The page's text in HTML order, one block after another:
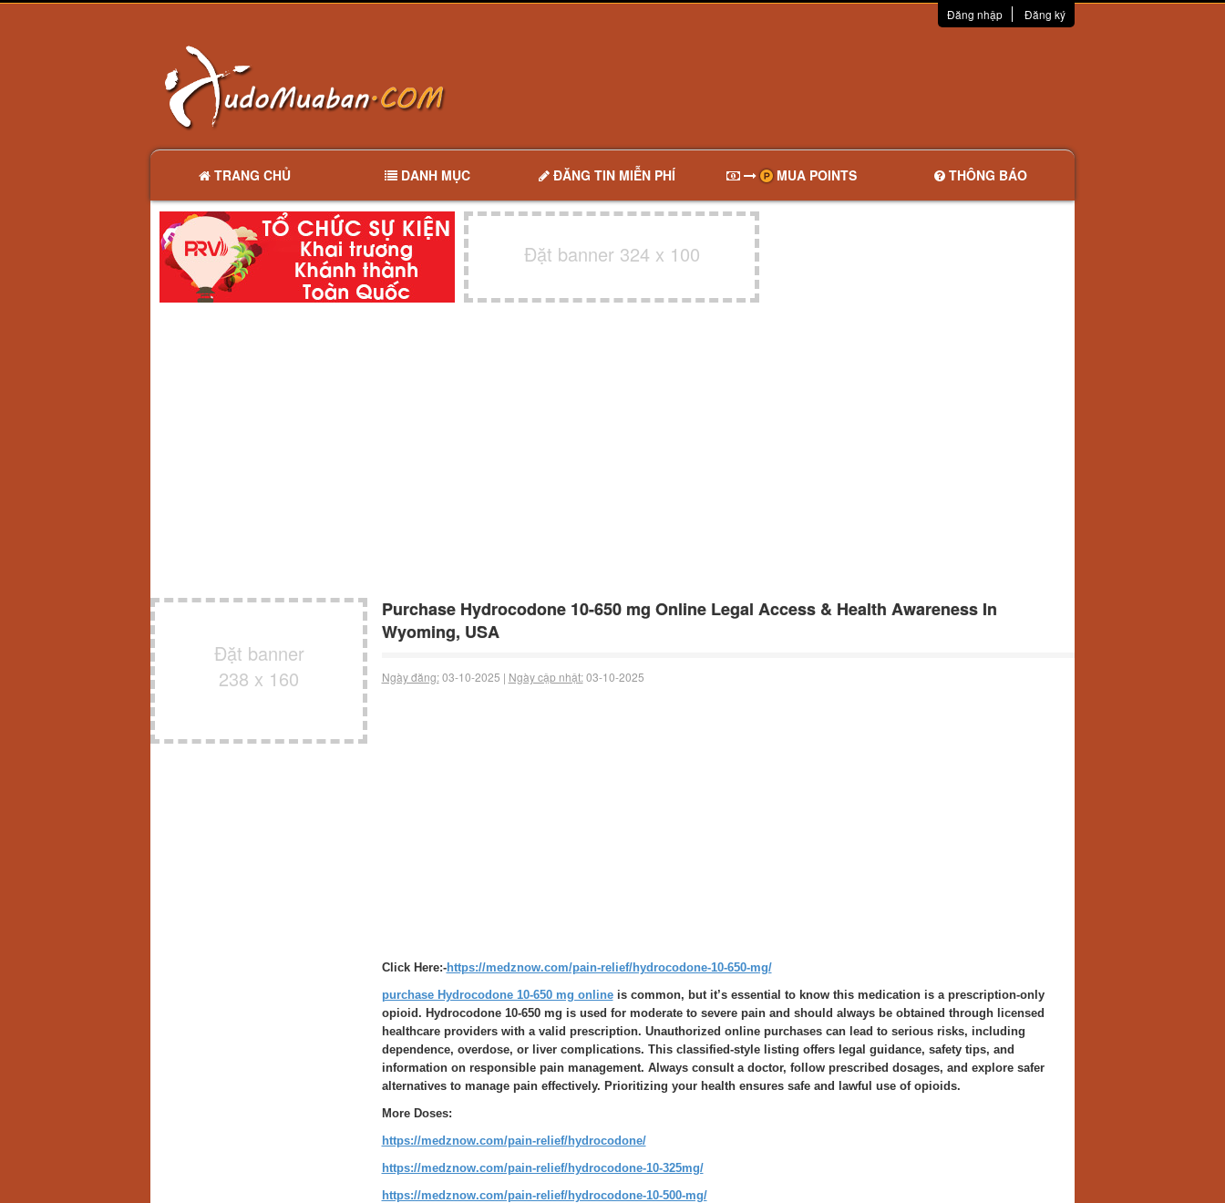
Đăng nhập Đăng ký
TRANG CHỦ DANH MỤC ĐĂNG TIN MIỄN PHÍ MUA POINTS THÔNG BÁO
Đặt banner 324 x 100
Đặt banner
238 x 160
Purchase Hydrocodone 10-650 mg Online Legal Access & Health Awareness In
Wyoming, USA
Ngày đăng:03-10-2025 | Ngày cập nhật:03-10-2025
Click Here:-https://medznow.com/pain-relief/hydrocodone-10-650-mg/
purchase Hydrocodone 10-650 mg onlineis common, but it’s essential to know this medication is a prescription-only
opioid. Hydrocodone 10-650 mg is used for moderate to severe pain and should always be obtained through licensed
healthcare providers with a valid prescription. Unauthorized online purchases can lead to serious risks, including
dependence, overdose, or liver complications. This classified-style listing offers legal guidance, safety tips, and
information on responsible pain management. Always consult a doctor, follow prescribed dosages, and explore safer
alternatives to manage pain effectively. Prioritizing your health ensures safe and lawful use of opioids.
More Doses:
https://medznow.com/pain-relief/hydrocodone/
https://medznow.com/pain-relief/hydrocodone-10-325mg/
https://medznow.com/pain-relief/hydrocodone-10-500-mg/